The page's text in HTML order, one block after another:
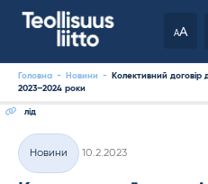
AA
Головна - Новини -
Колективний договір
2023–2024 роки
лід
Категорії
Новини
10.2.2023